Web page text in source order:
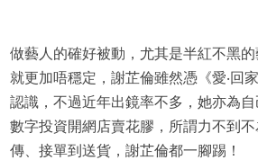
做藝人的確好被動，尤其是半紅不黑
就更加唔穩定，謝芷倫雖然憑《愛‧回
認識，不過近年出鏡率不多，她亦為
數字投資開網店賣花膠，所謂力不到
傳、接單到送貨，謝芷倫都一腳踢！